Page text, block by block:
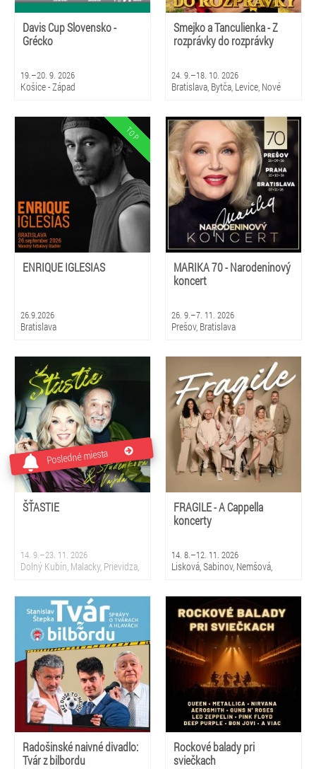
Davis Cup Slovensko -
Grécko
19.–20. 9. 2026
Košice - Západ
Smejko a Tanculienka - Z
rozprávky do rozprávky
24. 9.–18. 10. 2026
Bratislava, Bytča, Levice, Nové
Sereď, Bardejovské Kúpele,
Košice, Stará Ľubovňa, Poprad,
Brezno, Prievidza, Gbely, Nová
Dubnica
ENRIQUE IGLESIAS
26.9.2026
Bratislava
MARIKA 70 - Narodeninový
koncert
26. 9.–7. 11. 2026
Prešov, Bratislava
Posledné miesta
ŠŤASTIE
14. 9.–23. 11. 2026
Dolný Kubín, Malacky, Prievidza,
Dubnica, Partizánske, Topoľčany,
Bratislava
FRAGILE - A Cappella
koncerty
14. 8.–12. 11. 2026
Lisková, Sabinov, Nemšová,
Čadca, Bratislava 5 - Petržalka,
Stropkov, Prievidza
Radošinské naivné divadlo:
Tvár z bilbordu
Rockové balady pri
sviečkach